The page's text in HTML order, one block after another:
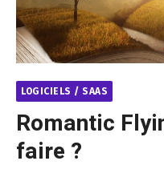
LOGICIELS / SAAS
Romantic
faire ?